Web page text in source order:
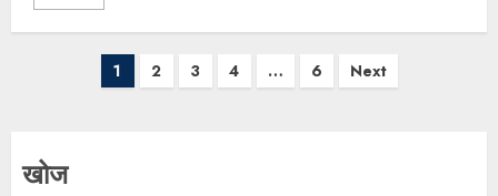
1 2 3 4 … 6 Next
खोज